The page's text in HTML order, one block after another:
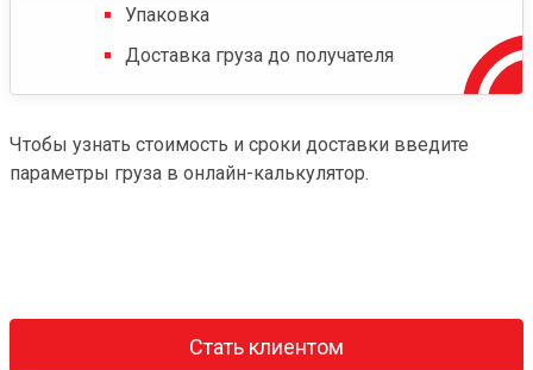
Упаковка
Доставка груза до получателя
Чтобы узнать стоимость и сроки доставки введите
параметры груза в онлайн-калькулятор.
Стать клиентом